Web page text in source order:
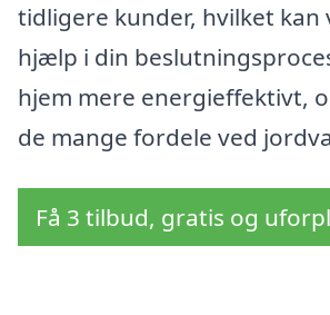
tidligere kunder, hvilket
hjælp i din
hjem mere energieffektivt,
de mange fordele ved
Få 3 tilbud, gratis og